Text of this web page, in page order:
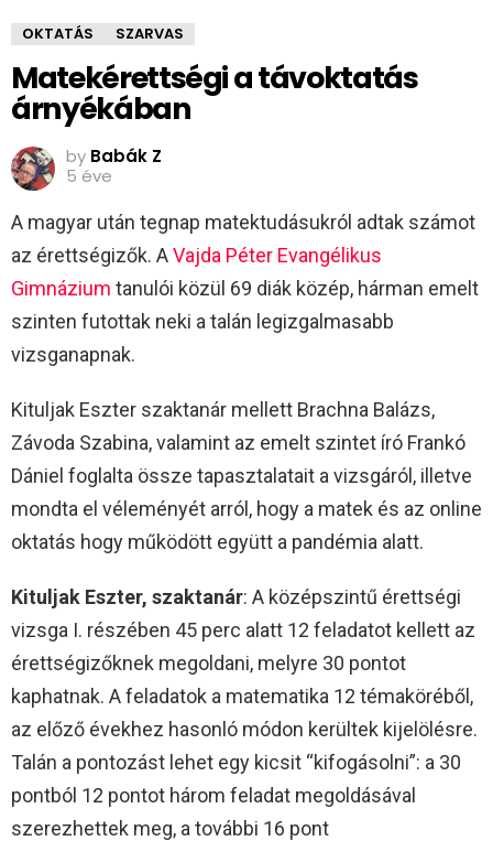
OKTATÁS SZARVAS
Matekérettségi a távoktatás
árnyékában
by Babák Z
5 éve
A magyar után tegnap matektudásukról adtak számot
az érettségizők. AVajda Péter Evangélikus
Gimnázium tanulói közül 69 diák közép, hárman emelt
szinten futottak neki a talán legizgalmasabb
vizsganapnak.
Kituljak Eszter szaktanár mellett Brachna Balázs,
Závoda Szabina, valamint az emelt szintet író Frankó
Dániel foglalta össze tapasztalatait a vizsgáról, illetve
mondta el véleményét arról, hogy a matek és az online
oktatás hogy működött együtt a pandémia alatt.
Kituljak Eszter, szaktanár: A középszintű érettségi
vizsga I. részében 45 perc alatt 12 feladatot kellett az
érettségizőknek megoldani, melyre 30 pontot
kaphatnak. A feladatok a matematika 12 témaköréből,
az előző évekhez hasonló módon kerültek kijelölésre.
Talán a pontozást lehet egy kicsit “kifogásolni”: a 30
pontból 12 pontot három feladat megoldásával
szerezhettek meg, a további 16 pont